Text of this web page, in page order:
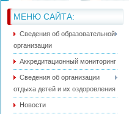
МЕНЮ САЙТА:
Сведения об образовательной
организации
Аккредитационный мониторинг
Сведения об организации
отдыха детей и их оздоровления
Новости